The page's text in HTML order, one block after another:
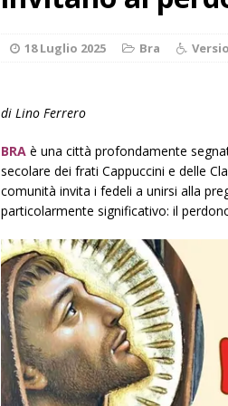
«Nessun
[ 6 Agosto 2026 ]
[ 6 Agosto 2026 ]
l’edizione 2026
[ 6 Agosto 2026 ]
1,5 milioni di
[ 6 Agosto 2026 ]
rotonda:
18 Luglio 2025 Bra
di Lino Ferrero
BRA è una città profondamente
secolare dei frati Cappuccini e delle
comunità invita i fedeli a unirsi alla
particolarmente significativo: il